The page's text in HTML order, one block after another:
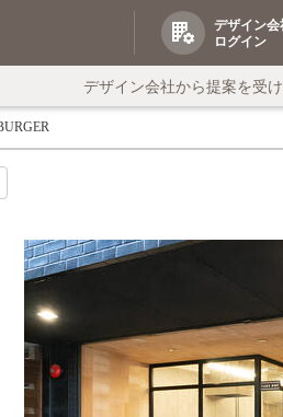
デザイン会
ログイン
デザイン会社から提案を受